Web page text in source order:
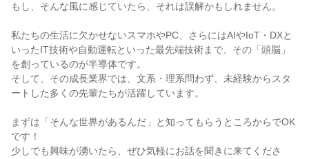
もし、そんな風に感じていたら、それは誤解かもしれません。
私たちの生活に欠かせないスマホやPC、さらにはAIやIoT・DXと
いったIT技術や自動運転といった最先端技術まで、その「頭脳」
を創っているのが半導体です。
そして、その成長業界では、文系・理系問わず、未経験からスタ
ートした多くの先輩たちが活躍しています。
まずは「そんな世界があるんだ」と知ってもらうところからでOK
です！
少しでも興味が湧いたら、ぜひ気軽にお話を聞きに来てくださ